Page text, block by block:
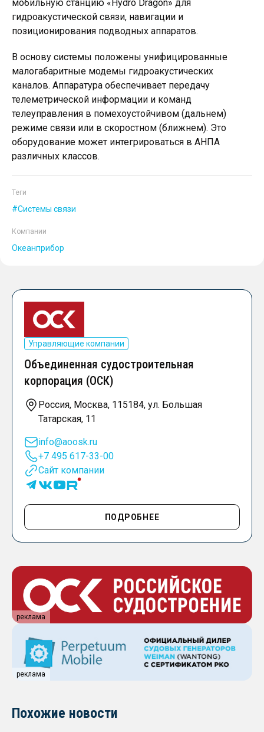
мобильную станцию «Hydro Dragon» для
гидроакустической связи, навигации и
позиционирования подводных аппаратов.
В основу системы положены унифицированные
малогабаритные модемы гидроакустических
каналов. Аппаратура обеспечивает передачу
телеметрической информации и команд
телеуправления в помехоустойчивом (дальнем)
режиме связи или в скоростном (ближнем). Это
оборудование может интегрироваться в АНПА
различных классов.
Теги
Системы связи
Компании
Океанприбор
Управляющие компании
Объединенная судостроительная
корпорация (ОСК)
Россия, Москва, 115184, ул. Большая
Татарская, 11
info@aoosk.ru
+7 495 617-33-00
Сайт компании
ПОДРОБНЕЕ
реклама
реклама
Похожие новости